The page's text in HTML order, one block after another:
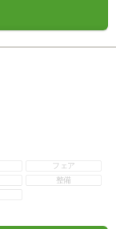
フェア
整備